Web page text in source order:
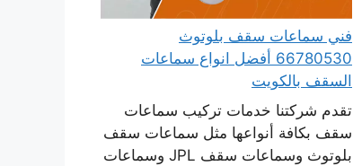
فني سماعات سقف بلوتوث
66780530 أفضل انواع سماعات
السقف بالكويت
تقدم شركتنا خدمات تركيب سماعات
سقف بكافة أنواعها مثل سماعات سقف
بلوتوث وسماعات سقف JPL وسماعات